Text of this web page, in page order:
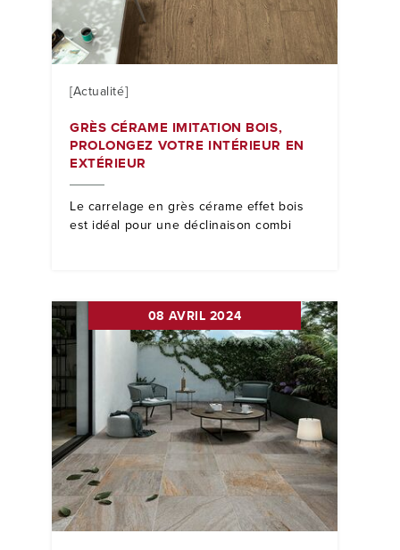
[Actualité]
GRÈS CÉRAME IMITATION BOIS,
PROLONGEZ VOTRE INTÉRIEUR EN
EXTÉRIEUR
Le carrelage en grès cérame effet bois
est idéal pour une déclinaison combi
08 AVRIL 2024